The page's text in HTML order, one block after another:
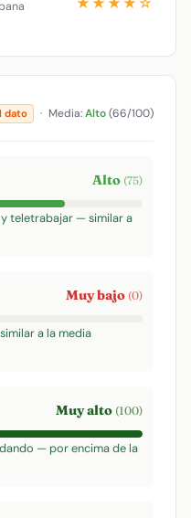
dato · Media:Alto(66/100)
Alto (75)
teletrabajar — similar a
Muy bajo (0)
a la media
Muy alto (100)
— por encima de la